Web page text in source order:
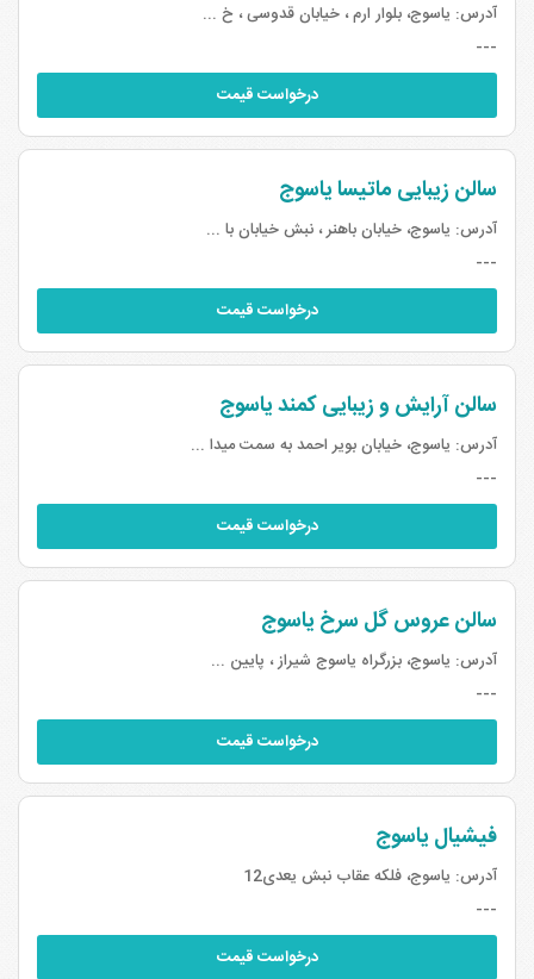
آدرس: یاسوج، بلوار ارم ، خیابان قدوسی ، خ ...
---
درخواست قیمت
سالن زیبایی ماتیسا یاسوج
آدرس: یاسوج، خیابان باهنر ، نبش خیابان با ...
---
درخواست قیمت
سالن آرایش و زیبایی کمند یاسوج
آدرس: یاسوج، خیابان بویر احمد به سمت میدا ...
---
درخواست قیمت
سالن عروس گل سرخ یاسوج
آدرس: یاسوج، بزرگراه یاسوج شیراز ، پایین ...
---
درخواست قیمت
فیشیال یاسوج
آدرس: یاسوج، فلکه عقاب نبش یعدی12
---
درخواست قیمت